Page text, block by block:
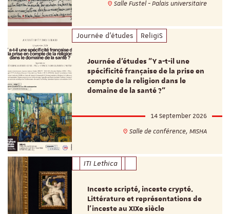
Salle Fustel - Palais universitaire
Journée d'études ReligiS
Journée d’études "Y a-t-il une
spécificité française de la prise en
compte de la religion dans le
domaine de la santé ?"
14 September 2026
Salle de conférence, MISHA
ITI Lethica
Inceste scripté, inceste crypté.
Littérature et représentations de
l’inceste au XIXe siècle